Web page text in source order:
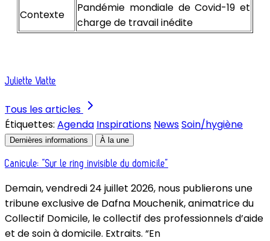
Contexte
Pandémie mondiale de Covid-19 et
charge de travail inédite
Juliette Viatte
Tous les articles
Étiquettes: Agenda Inspirations NewsSoin/hygiène
Dernières informations À la une
Canicule: “Sur le ring invisible du domicile”
Demain, vendredi 24 juillet 2026, nous publierons une
tribune exclusive de Dafna Mouchenik, animatrice du
Collectif Domicile, le collectif des professionnels d’aide
et de soin à domicile. Extraits. “En